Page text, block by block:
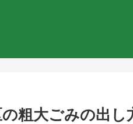
粗大ごみの出し